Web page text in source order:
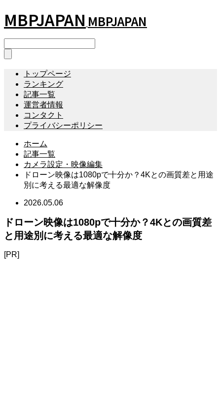
MBPJAPAN MBPJAPAN
トップページ
ランキング
記事一覧
運営者情報
コンタクト
プライバシーポリシー
ホーム
記事一覧
カメラ設定・映像編集
ドローン映像は1080pで十分か？4Kとの画質差と用途
別に考える最適な解像度
2026.05.06
ドローン映像は1080pで十分か？4Kとの画質差
と用途別に考える最適な解像度
[PR]